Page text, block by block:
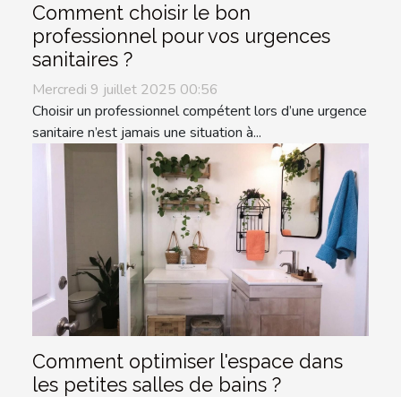
Comment choisir le bon
professionnel pour vos urgences
sanitaires ?
Mercredi 9 juillet 2025 00:56
Choisir un professionnel compétent lors d’une urgence
sanitaire n’est jamais une situation à...
Comment optimiser l'espace dans
les petites salles de bains ?